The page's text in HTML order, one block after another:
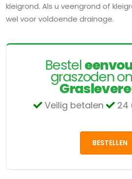
kleigrond. Als u veengrond of
wel voor voldoende drainage.
Bestel
graszoden
Veilig betalen 24
BESTELLEN